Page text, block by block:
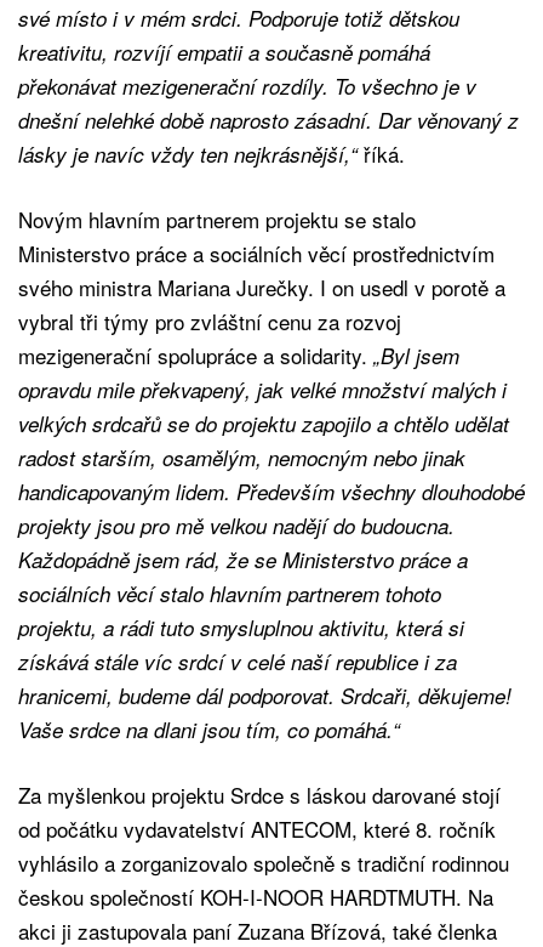
své místo i v mém srdci. Podporuje totiž dětskou
kreativitu, rozvíjí empatii a současně pomáhá
překonávat mezigenerační rozdíly. To všechno je v
dnešní nelehké době naprosto zásadní. Dar věnovaný z
lásky je navíc vždy ten nejkrásnější,“říká.
Novým hlavním partnerem projektu se stalo
Ministerstvo práce a sociálních věcí prostřednictvím
svého ministra Mariana Jurečky. I on usedl v porotě a
vybral tři týmy pro zvláštní cenu za rozvoj
mezigenerační spolupráce a solidarity. „Byl jsem
opravdu mile překvapený, jak velké množství malých i
velkých srdcařů se do projektu zapojilo a chtělo udělat
radost starším, osamělým, nemocným nebo jinak
handicapovaným lidem. Především všechny dlouhodobé
projekty jsou pro mě velkou nadějí do budoucna.
Každopádně jsem rád, že se Ministerstvo práce a
sociálních věcí stalo hlavním partnerem tohoto
projektu, a rádi tuto smysluplnou aktivitu, která si
získává stále víc srdcí v celé naší republice i za
hranicemi, budeme dál podporovat. Srdcaři, děkujeme!
Vaše srdce na dlani jsou tím, co pomáhá.“
Za myšlenkou projektu Srdce s láskou darované stojí
od počátku vydavatelství ANTECOM, které 8. ročník
vyhlásilo a zorganizovalo společně s tradiční rodinnou
českou společností KOH-I-NOOR HARDTMUTH. Na
akci ji zastupovala paní Zuzana Břízová, také členka